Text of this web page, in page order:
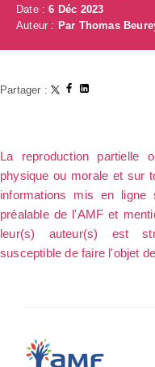
Date :6 Déc 2023
Auteur : Par Thomas
Partager :
La reproduction partielle
physique ou morale et sur
informations mis en
préalable de l'AMF et
leur(s) auteur(s) est
susceptible de faire l'objet